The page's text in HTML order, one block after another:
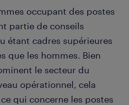
occupant des postes
partie de conseils
étant cadres supérieures
que les hommes. Bien
le secteur du
opérationnel, cela
ce qui concerne les postes